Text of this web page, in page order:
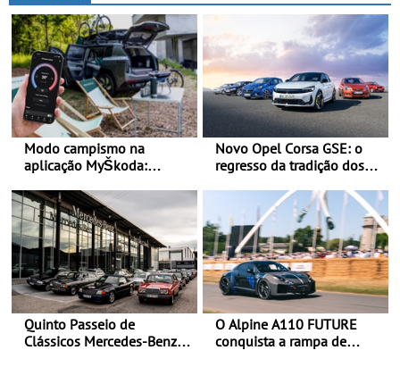
Modo campismo na
aplicação MyŠkoda:
veículos elétricos
Novo Opel Corsa GSE: o
regresso da tradição dos
potente, rápido: 207 kW
(281 cv), 345 Nm, 0 aos
100 km/h em 5,5 segundos
Quinto Passeio de
Clássicos Mercedes-Benz
O Alpine A110 FUTURE
conquista a rampa de